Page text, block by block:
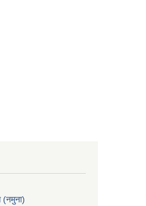
(नमुना)